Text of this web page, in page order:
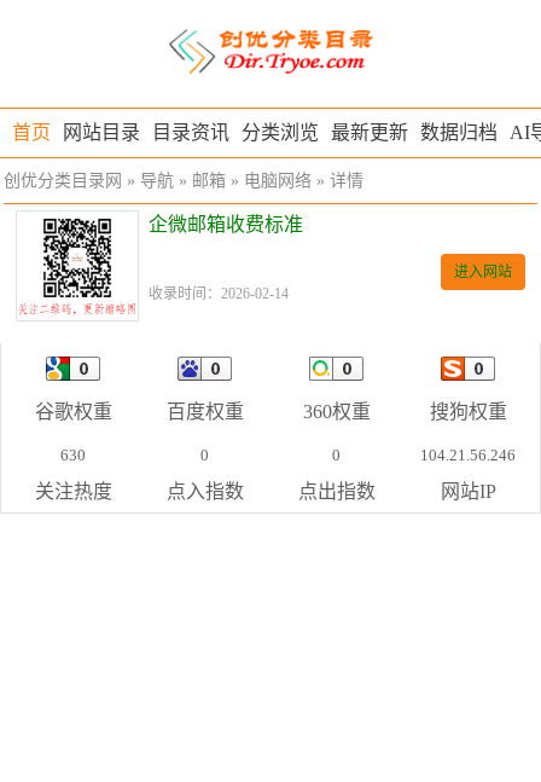
首页 网站目录 目录资讯 分类浏览 最新更新 数据归档 AI
创优分类目录网 » 导航 » 邮箱 » 电脑网络 » 详情
企微邮箱收费标准
收录时间：2026-02-14
进入网站
谷歌权重 百度权重 360权重 搜狗权重
630
关注热度
0
点入指数
0
点出指数
104.21.56.246
网站IP